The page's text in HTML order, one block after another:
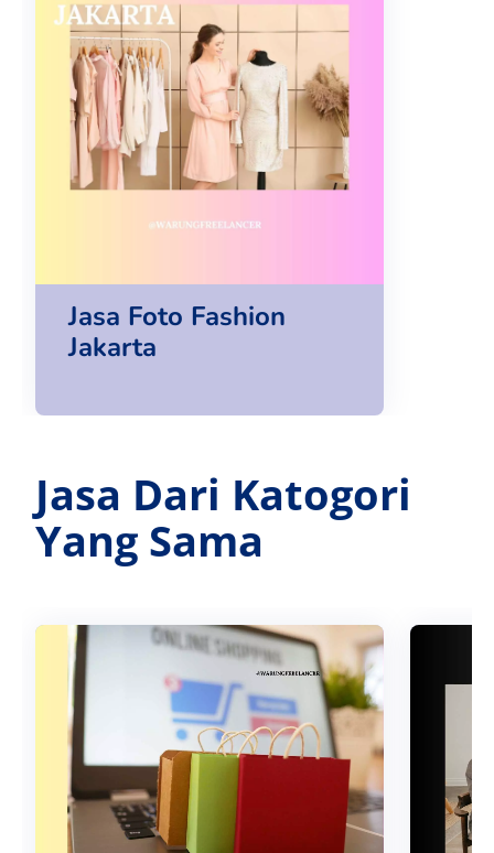
Jasa Foto Fashion
Jakarta
Jasa Dari Katogori
Yang Sama